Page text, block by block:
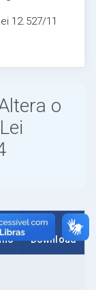
12.527/11
o
Download